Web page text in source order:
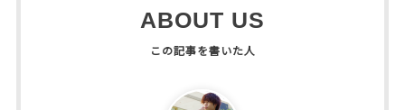
ABOUT US